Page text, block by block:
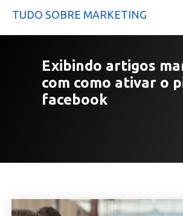
TUDO SOBRE MARKETING
Site Mercatta
Curso Tráfego Pago
Exibindo artigos
com como ativar o
facebook